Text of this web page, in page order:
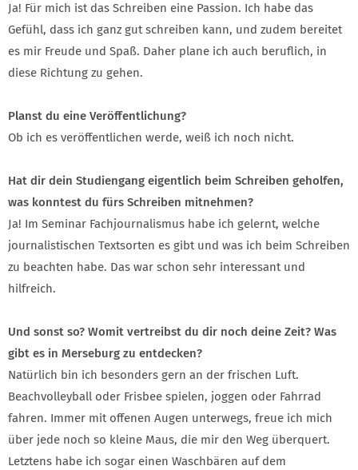
Ja! Für mich ist das Schreiben eine Passion. Ich habe das
Gefühl, dass ich ganz gut schreiben kann, und zudem bereitet
es mir Freude und Spaß. Daher plane ich auch beruflich, in
diese Richtung zu gehen.
Planst du eine Veröffentlichung?
Ob ich es veröffentlichen werde, weiß ich noch nicht.
Hat dir dein Studiengang eigentlich beim Schreiben geholfen,
was konntest du fürs Schreiben mitnehmen?
Ja! Im Seminar Fachjournalismus habe ich gelernt, welche
journalistischen Textsorten es gibt und was ich beim Schreiben
zu beachten habe. Das war schon sehr interessant und
hilfreich.
Und sonst so? Womit vertreibst du dir noch deine Zeit? Was
gibt es in Merseburg zu entdecken?
Natürlich bin ich besonders gern an der frischen Luft.
Beachvolleyball oder Frisbee spielen, joggen oder Fahrrad
fahren. Immer mit offenen Augen unterwegs, freue ich mich
über jede noch so kleine Maus, die mir den Weg überquert.
Letztens habe ich sogar einen Waschbären auf dem